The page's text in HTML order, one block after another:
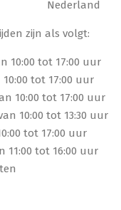
Nederland
zijn als volgt:
10:00 tot 17:00 uur
tot 17:00 uur
10:00 tot 17:00 uur
10:00 tot 13:30 uur
tot 17:00 uur
11:00 tot 16:00 uur